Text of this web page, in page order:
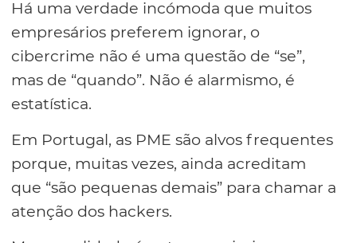
Há uma verdade incómoda que muitos
empresários preferem ignorar, o
cibercrime não é uma questão de “se”,
mas de “quando”. Não é alarmismo, é
estatística.
Em Portugal, as PME são alvos frequentes
porque, muitas vezes, ainda acreditam
que “são pequenas demais” para chamar a
atenção dos hackers.